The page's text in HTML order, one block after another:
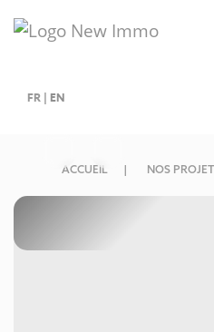
FR | EN
ACCUEIL NOS